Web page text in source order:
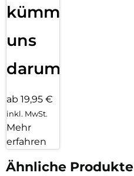
kümmern
uns
darum!
ab 19,95 €
inkl. MwSt.
Mehr
erfahren
Ähnliche Produkte